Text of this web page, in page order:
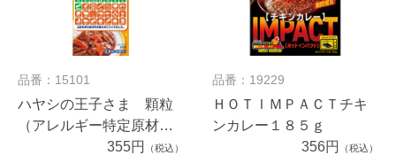
品番：15101
ハヤシの王子さま 顆粒
（アレルギー特定原材料
等28品目不使用）
355円 （税込）
品番：19229
ＨＯＴＩＭＰＡＣＴチキ
ンカレー１８５ｇ
356円
（税込）